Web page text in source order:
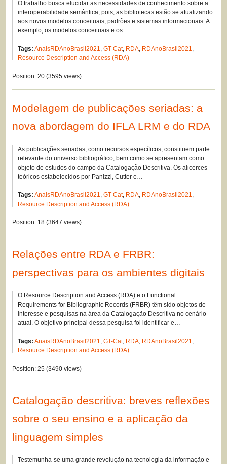
O trabalho busca elucidar as necessidades de conhecimento sobre a
interoperabilidade semântica, pois, as bibliotecas estão se atualizando
aos novos modelos conceituais, padrões e sistemas informacionais. A
exemplo, os modelos conceituais e os…
Tags: AnaisRDAnoBrasil2021, GT-Cat, RDA, RDAnoBrasil2021,
Resource Description and Access (RDA)
Position: 20 (3595 views)
Modelagem de publicações seriadas: a
nova abordagem do IFLA LRM e do RDA
As publicações seriadas, como recursos específicos, constituem parte
relevante do universo bibliográfico, bem como se apresentam como
objeto de estudos do campo da Catalogação Descritiva. Os alicerces
teóricos estabelecidos por Panizzi, Cutter e…
Tags: AnaisRDAnoBrasil2021, GT-Cat, RDA, RDAnoBrasil2021,
Resource Description and Access (RDA)
Position: 18 (3647 views)
Relações entre RDA e FRBR:
perspectivas para os ambientes digitais
O Resource Description and Access (RDA) e o Functional
Requirements for Bibliographic Records (FRBR) têm sido objetos de
interesse e pesquisas na área da Catalogação Descritiva no cenário
atual. O objetivo principal dessa pesquisa foi identificar e…
Tags: AnaisRDAnoBrasil2021, GT-Cat, RDA, RDAnoBrasil2021,
Resource Description and Access (RDA)
Position: 25 (3490 views)
Catalogação descritiva: breves reflexões
sobre o seu ensino e a aplicação da
linguagem simples
Testemunha-se uma grande revolução na tecnologia da informação e